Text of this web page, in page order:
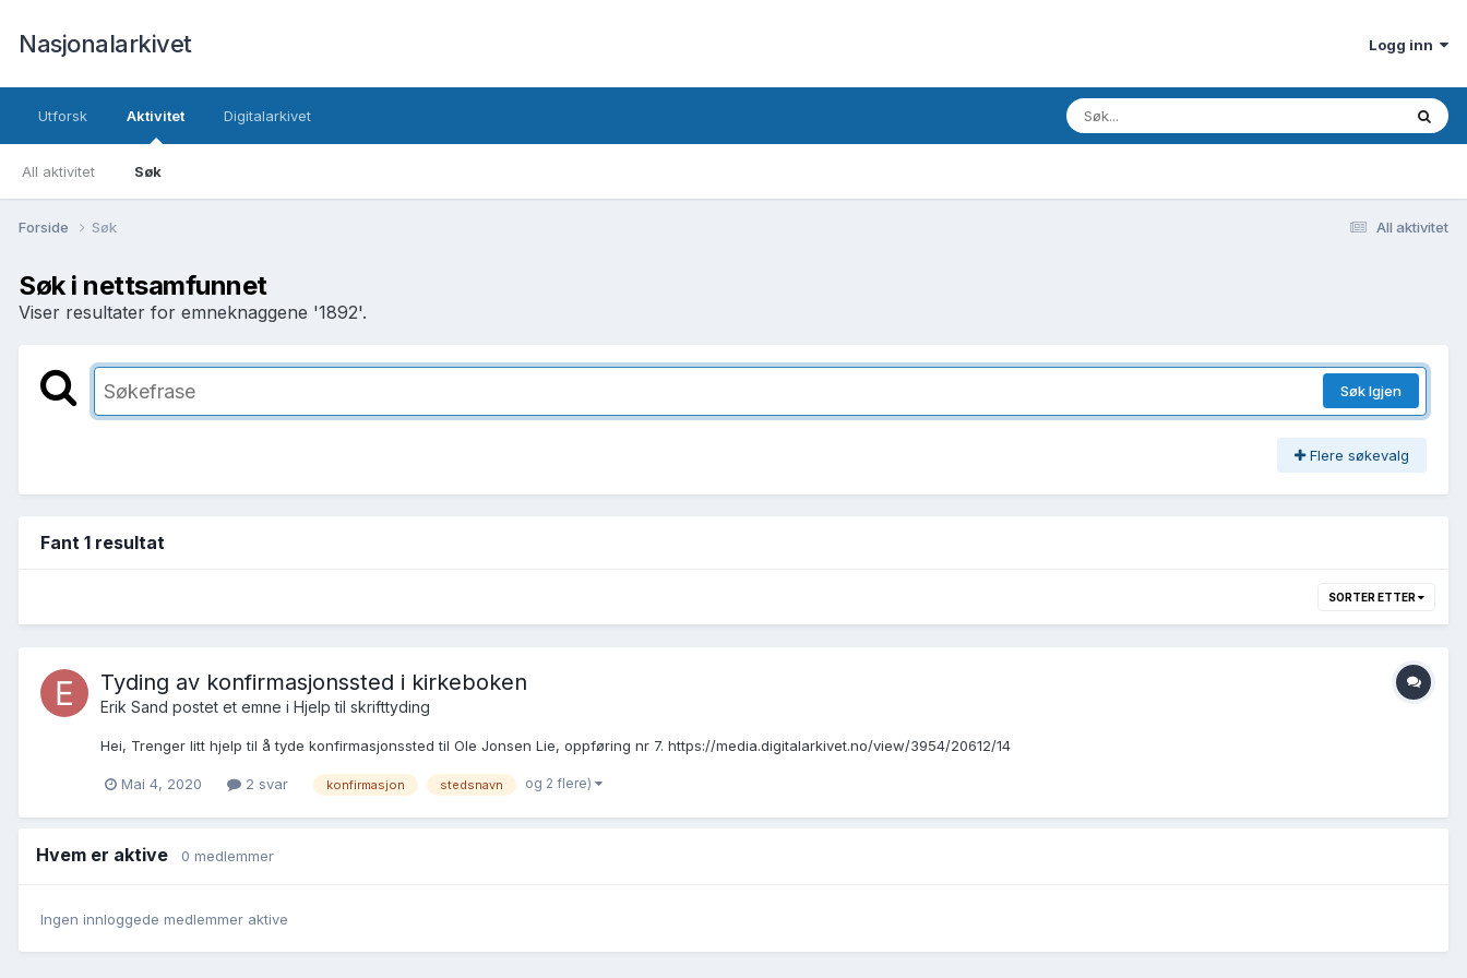
Nasjonalarkivet Logg inn
Utforsk Aktivitet
All aktivitet Søk
Digitalarkivet
All aktivitet
Forside Søk
Søk i nettsamfunnet
Viser resultater for emneknaggene '1892'.
Søk Igjen
Flere søkevalg
Fant 1 resultat
SORTER ETTER
Tyding av konfirmasjonssted i kirkeboken
Erik Sand postet et emne i Hjelp til skrifttyding
Hei, Trenger litt hjelp til å tyde konfirmasjonssted til Ole Jonsen Lie, oppføring nr 7. https://media.digitalarkivet.no/view/3954/20612/14
Mai 4, 2020 2 svar konfirmasjon stedsnavn og 2 flere)
Hvem er aktive 0 medlemmer
Ingen innloggede medlemmer aktive